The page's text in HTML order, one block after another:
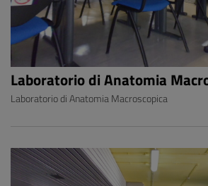
Laboratorio di Anatomia
Laboratorio di Anatomia Macroscopica